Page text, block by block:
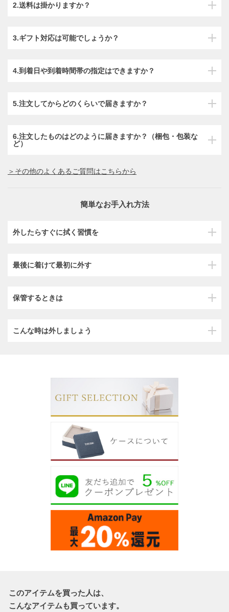
2.送料は掛かりますか？
3.ギフト対応は可能でしょうか？
4.到着日や到着時間帯の指定はできますか？
5.注文してからどのくらいで届きますか？
6.注文したものはどのように届きますか？（梱包・包装な
ど）
＞その他のよくあるご質問はこちらから
簡単なお手入れ方法
外したらすぐに拭く習慣を
最後に着けて最初に外す
保管するときは
こんな時は外しましょう
このアイテムを買った人は、
こんなアイテムも買っています。